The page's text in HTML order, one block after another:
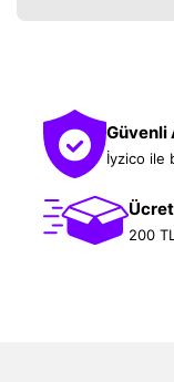
Güvenli
İyzico ile
200